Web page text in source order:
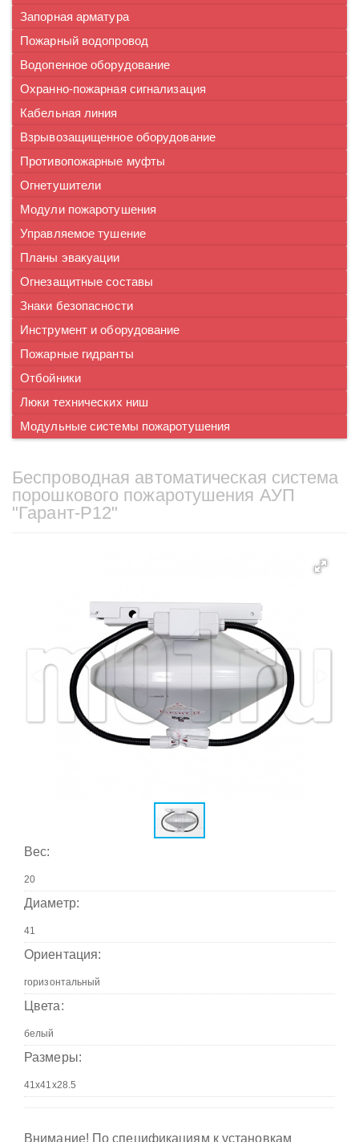
Запорная арматура
Пожарный водопровод
Водопенное оборудование
Охранно-пожарная сигнализация
Кабельная линия
Взрывозащищенное оборудование
Противопожарные муфты
Огнетушители
Модули пожаротушения
Управляемое тушение
Планы эвакуации
Огнезащитные составы
Знаки безопасности
Инструмент и оборудование
Пожарные гидранты
Отбойники
Люки технических ниш
Модульные системы пожаротушения
Беспроводная автоматическая система
порошкового пожаротушения АУП
"Гарант-Р12"
Вес:
Диаметр:
Ориентация:
Цвета:
Размеры:
Внимание! По спецификациям к установкам